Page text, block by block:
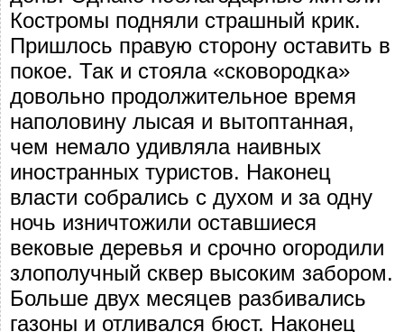
Костромы подняли страшный крик.
Пришлось правую сторону оставить в
покое. Так и стояла «сковородка»
довольно продолжительное время
наполовину лысая и вытоптанная,
чем немало удивляла наивных
иностранных туристов. Наконец
власти собрались с духом и за одну
ночь изничтожили оставшиеся
вековые деревья и срочно огородили
злополучный сквер высоким забором.
Больше двух месяцев разбивались
газоны и отливался бюст. Наконец